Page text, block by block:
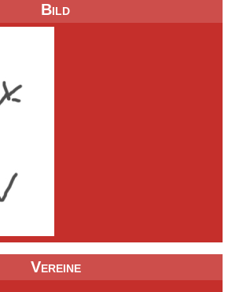
Bild
Vereine